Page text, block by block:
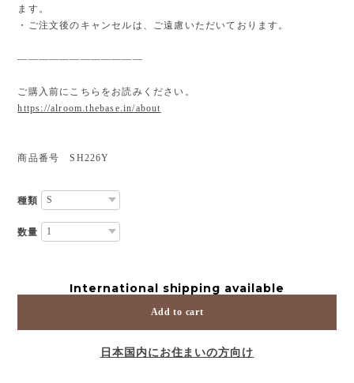
ます。
・ご注文後のキャンセルは、ご遠慮いただいております。
————————————
ご購入前にこちらをお読みください。
https://alroom.thebase.in/about
商品番号 SH226Y
種類
数量
International shipping available
Add to cart
日本国内にお住まいの方向け